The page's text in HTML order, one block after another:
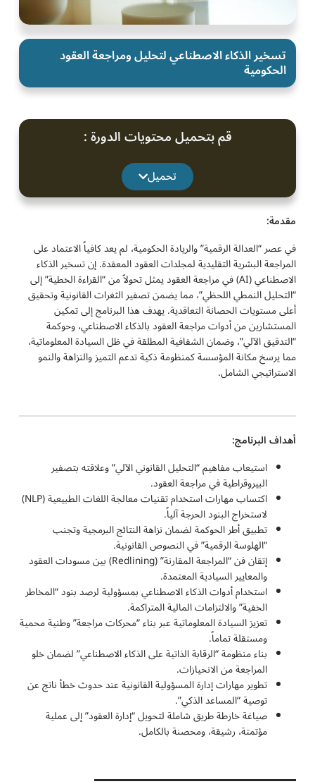
تسخير الذكاء الاصطناعي لتحليل ومراجعة العقود
الحكومية
قم بتحميل محتويات الدورة :
تحميل
مقدمة:
في عصر “العدالة الرقمية” والريادة الحكومية، لم يعد كافياً الاعتماد على
المراجعة البشرية التقليدية لمجلدات العقود المعقدة. إن تسخير الذكاء
الاصطناعي (AI) في مراجعة العقود يمثل تحولاً من “القراءة الخطية” إلى
“التحليل النمطي اللحظي”، مما يضمن تصفير الثغرات القانونية وتحقيق
أعلى مستويات الحصانة التعاقدية. يهدف هذا البرنامج إلى تمكين
المستشارين من أدوات مراجعة العقود بالذكاء الاصطناعي، وحوكمة
“التدقيق الآلي”، وضمان الشفافية المطلقة في ظل السيادة المعلوماتية،
مما يرسخ مكانة المؤسسة كمنظومة ذكية تدعم التميز والنزاهة والنمو
الاستراتيجي الشامل.
أهداف البرنامج:
استيعاب مفاهيم “التحليل القانوني الآلي” وعلاقته بتصفير
البيروقراطية في مراجعة العقود.
اكتساب مهارات استخدام تقنيات معالجة اللغات الطبيعية (NLP)
لاستخراج البنود الحرجة آلياً.
تطبيق أطر الحوكمة لضمان نزاهة النتائج البرمجية وتجنب
“الهلوسة الرقمية” في النصوص القانونية.
إتقان فن “المراجعة المقارنة” (Redlining) بين مسودات العقود
والمعايير السيادية المعتمدة.
استخدام أدوات الذكاء الاصطناعي بمسؤولية لرصد بنود “المخاطر
الخفية” والالتزامات المالية المتراكمة.
تعزيز السيادة المعلوماتية عبر بناء “محركات مراجعة” وطنية محمية
ومستقلة تماماً.
بناء منظومة “الرقابة الذاتية على الذكاء الاصطناعي” لضمان خلو
المراجعة من الانحيازات.
تطوير مهارات إدارة المسؤولية القانونية عند حدوث خطأ ناتج عن
توصية “المساعد الذكي”.
صياغة خارطة طريق شاملة لتحويل “إدارة العقود” إلى عملية
مؤتمتة، رشيقة، ومحصنة بالكامل.